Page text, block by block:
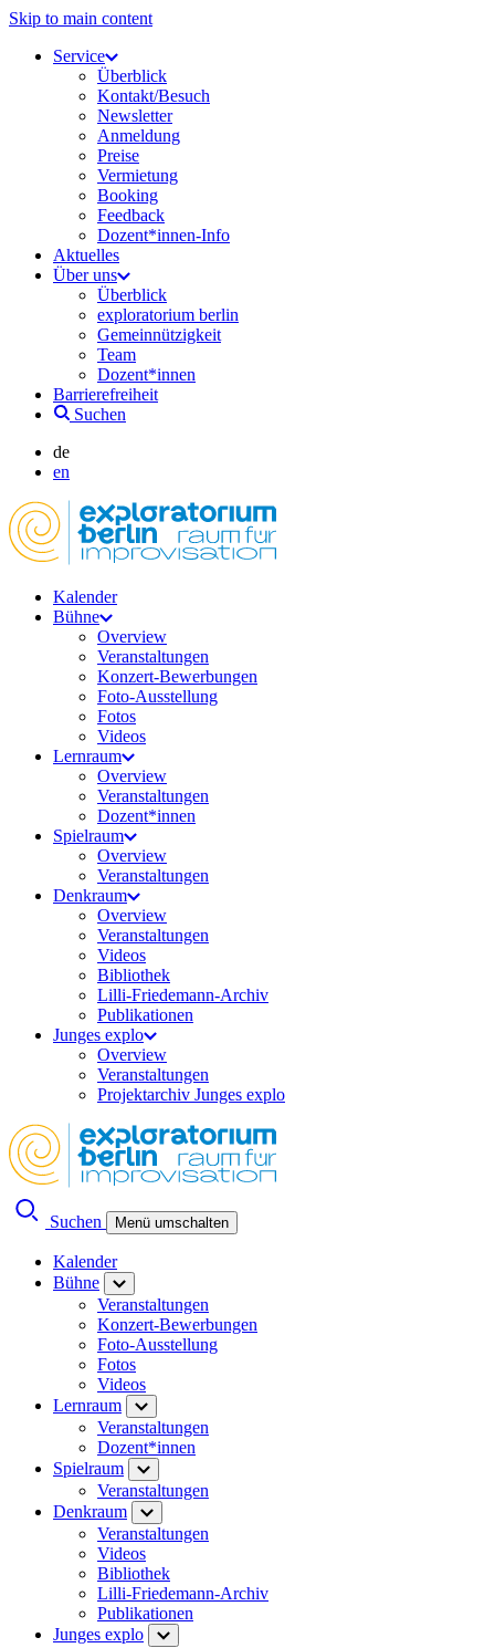
Skip to main content
Service
Überblick
Kontakt/Besuch
Newsletter
Anmeldung
Preise
Vermietung
Booking
Feedback
Dozent*innen-Info
Aktuelles
Über uns
Überblick
exploratorium berlin
Gemeinnützigkeit
Team
Dozent*innen
Barrierefreiheit
Suchen
de
en
Kalender
Bühne
Overview
Veranstaltungen
Konzert-Bewerbungen
Foto-Ausstellung
Fotos
Videos
Lernraum
Overview
Veranstaltungen
Dozent*innen
Spielraum
Overview
Veranstaltungen
Denkraum
Overview
Veranstaltungen
Videos
Bibliothek
Lilli-Friedemann-Archiv
Publikationen
Junges explo
Overview
Veranstaltungen
Projektarchiv Junges explo
Suchen Menü umschalten
Kalender
Bühne
Veranstaltungen
Konzert-Bewerbungen
Foto-Ausstellung
Fotos
Videos
Lernraum
Veranstaltungen
Dozent*innen
Spielraum
Veranstaltungen
Denkraum
Veranstaltungen
Videos
Bibliothek
Lilli-Friedemann-Archiv
Publikationen
Junges explo